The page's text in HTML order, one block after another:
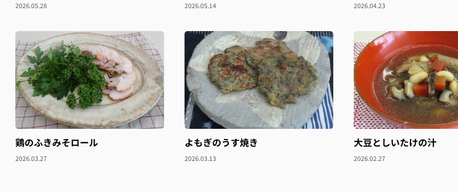
2026.05.28 2026.05.14 2026.04.23
鶏のふきみそロール
2026.03.27
よもぎのうす焼き
2026.03.13
大豆としいたけの汁
2026.02.27